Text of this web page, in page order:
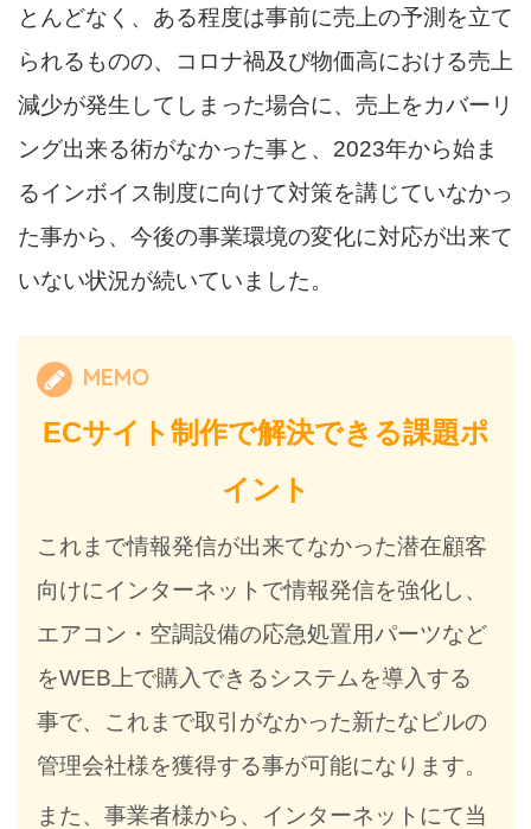
とんどなく、ある程度は事前に売上の予測を立て
られるものの、コロナ禍及び物価高における売上
減少が発生してしまった場合に、売上をカバーリ
ング出来る術がなかった事と、2023年から始ま
るインボイス制度に向けて対策を講じていなかっ
た事から、今後の事業環境の変化に対応が出来て
いない状況が続いていました。
MEMO
ECサイト制作で解決できる課題ポ
イント
これまで情報発信が出来てなかった潜在顧客
向けにインターネットで情報発信を強化し、
エアコン・空調設備の応急処置用パーツなど
をWEB上で購入できるシステムを導入する
事で、これまで取引がなかった新たなビルの
管理会社様を獲得する事が可能になります。
また、事業者様から、インターネットにて当